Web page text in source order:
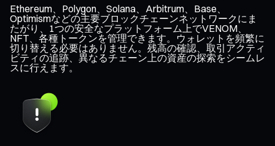
Ethereum、Polygon、Solana、Arbitrum、Base、
Optimismなどの主要ブロックチェーンネットワークにま
たがり、1つの安全なプラットフォーム上でVENOM、
NFT、各種トークンを管理できます。ウォレットを頻繁に
切り替える必要はありません。残高の確認、取引アクティ
ビティの追跡、異なるチェーン上の資産の探索をシームレ
スに行えます。